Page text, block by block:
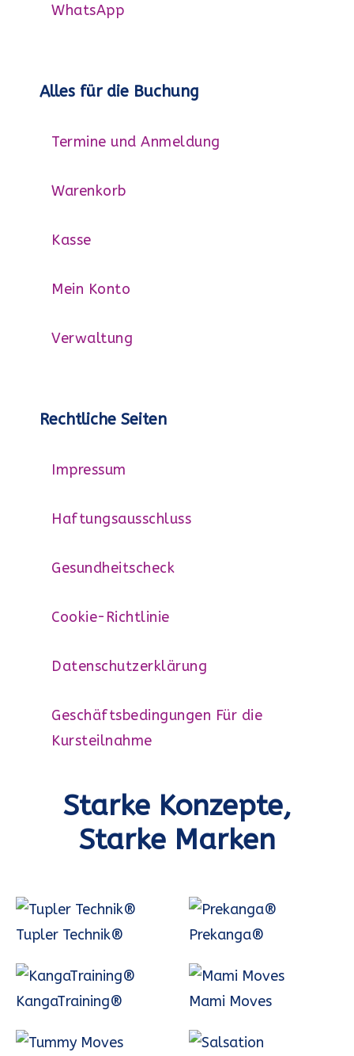
WhatsApp
Alles für die Buchung
Termine und Anmeldung
Warenkorb
Kasse
Mein Konto
Verwaltung
Rechtliche Seiten
Impressum
Haftungsausschluss
Gesundheitscheck
Cookie-Richtlinie
Datenschutzerklärung
Geschäftsbedingungen Für die
Kursteilnahme
Starke Konzepte,
Starke Marken
Tupler Technik® Prekanga®
KangaTraining® Mami Moves